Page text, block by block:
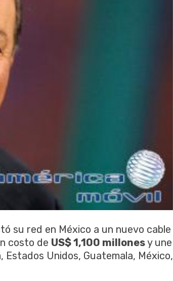
su red en México a un nuevo cable
costo de US$ 1,100 millonesy une
Estados Unidos, Guatemala, México,